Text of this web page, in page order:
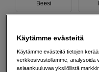
Beesi
Vihreä
Käytämme evästeitä
Käytämme evästeitä tietojen
verkkosivustollamme, analysoida
asiaankuuluvaa yksilöllistä